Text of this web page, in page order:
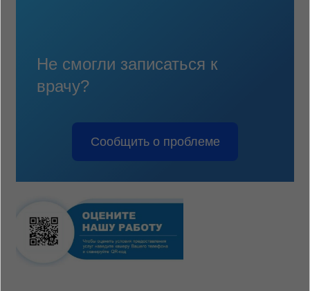
Не смогли записаться к
врачу?
Сообщить о проблеме